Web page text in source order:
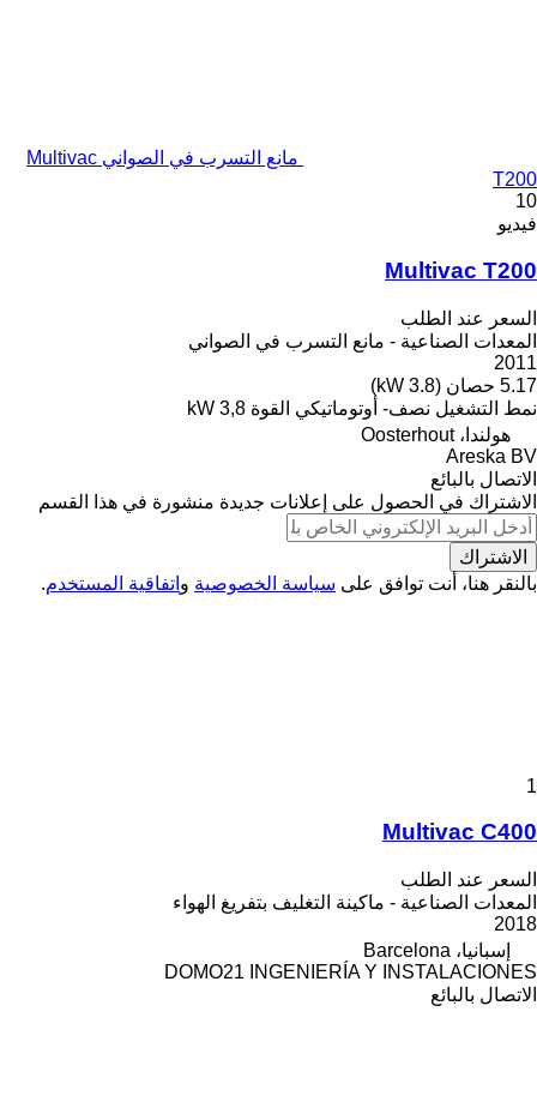
مانع التسرب في الصواني Multivac
T200
10
فيديو
Multivac T200
السعر عند الطلب
المعدات الصناعية - مانع التسرب في الصواني
2011
5.17 حصان (3.8 kW)
نمط التشغيل نصف- أوتوماتيكي القوة 3,8 kW
هولندا، Oosterhout
Areska BV
الاتصال بالبائع
الاشتراك في الحصول على إعلانات جديدة منشورة في هذا القسم
الاشتراك
بالنقر هنا، أنت توافق على سياسة الخصوصية و اتفاقية المستخدم.
1
Multivac C400
السعر عند الطلب
المعدات الصناعية - ماكينة التغليف بتفريغ الهواء
2018
إسبانيا، Barcelona
DOMO21 INGENIERÍA Y INSTALACIONES
الاتصال بالبائع